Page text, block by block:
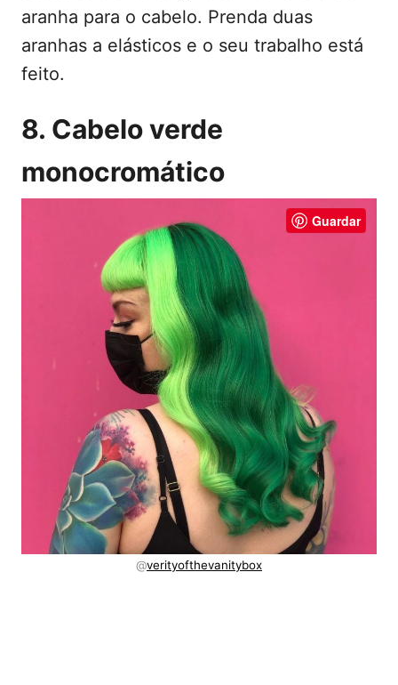
aranha para o cabelo. Prenda duas
aranhas a elásticos e o seu trabalho está
feito.
8. Cabelo verde
monocromático
Guardar
@verityofthevanitybox